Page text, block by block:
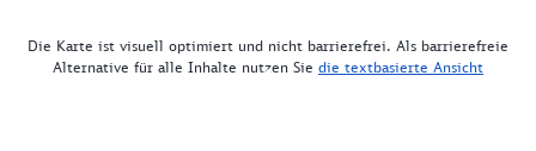
Die Karte ist visuell optimiert und nicht barrierefrei. Als barrierefreie
Alternative für alle Inhalte nutzen Sie die textbasierte Ansicht